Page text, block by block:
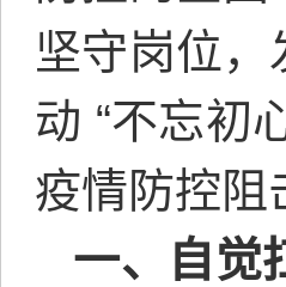
坚守岗位
动 “不忘初
疫情防控阻
一、自觉